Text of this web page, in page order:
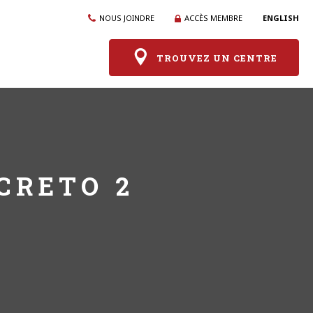
NOUS JOINDRE ACCÈS MEMBRE ENGLISH
TROUVEZ UN CENTRE
2